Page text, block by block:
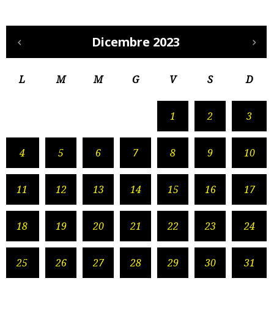
Dicembre 2023
L M M G V S D
1 2 3
4 5 6 7 8 9 10
11 12 13 14 15 16 17
18 19 20 21 22 23 24
25 26 27 28 29 30 31